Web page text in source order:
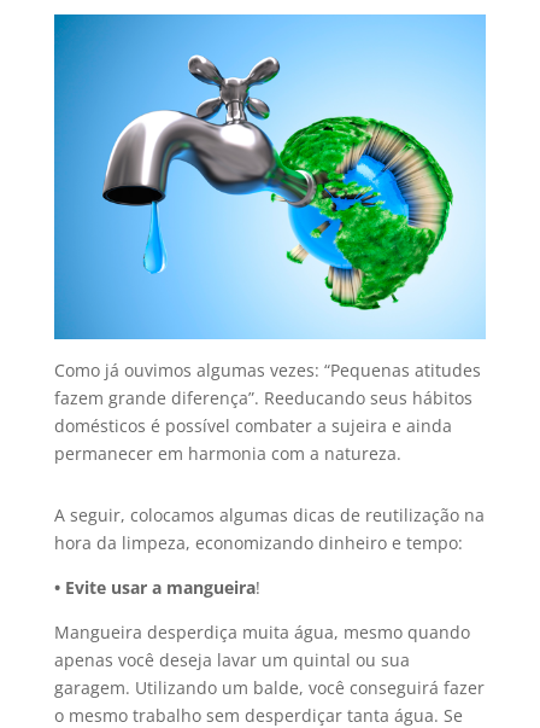
Como já ouvimos algumas vezes: “Pequenas atitudes
fazem grande diferença”. Reeducando seus hábitos
domésticos é possível combater a sujeira e ainda
permanecer em harmonia com a natureza.
A seguir, colocamos algumas dicas de reutilização na
hora da limpeza, economizando dinheiro e tempo:
• Evite usar a mangueira!
Mangueira desperdiça muita água, mesmo quando
apenas você deseja lavar um quintal ou sua
garagem. Utilizando um balde, você conseguirá fazer
o mesmo trabalho sem desperdiçar tanta água. Se